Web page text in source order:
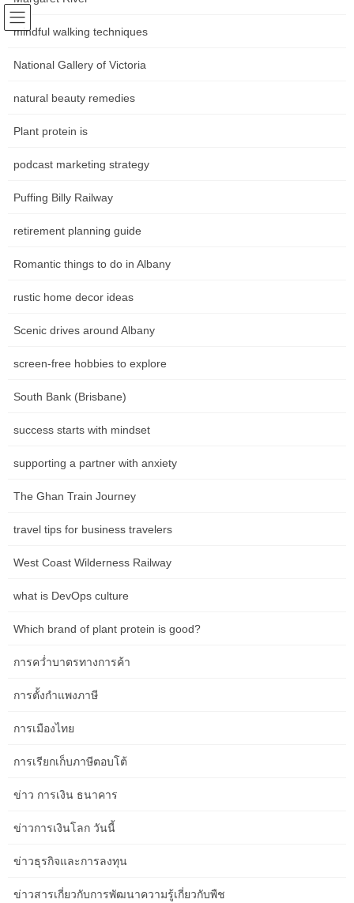
Skip
Skip
Community news Movements in
the art world
HOME หน้าหลัก
เศรษฐกิจชุมชน
สถานะปัจจุบันของสหภาพปี 2024:
ผู้บริโภคชะลอการใช้จ่ายในเดือนที่แล้วโดยยอดค้าปลีกลดลง 0.8%
ตั้งแต่เดือนกุมภาพันธ์ 2023 มีเพียงร้านเฟอร์นิเจอร์ บาร์และร้าน
หงุดหงิด แต่ผู้ขายจะต้องแบกรับภาระบางส่วน เนื่องจากพวกเขาจะไม่
ดอกเบี้ยคงที่ 30 ปีอยู่ที่ประมาณ 6.7% และอยู่ที่ต่ำกว่า 7% เป็นเวลา
ค้า และประชากรศาสตร์ที่หลากหลาย ซึ่งทั้งหมดนี้มีส่วนสำคัญต่อ
ประเทศต่างๆ ใช้มาตรการเพื่อลดการทุจริต เปิดตลาด และใช้
เห็น GDP ของพวกเขาเติบโตขึ้น เบลเยียมมีเศรษฐกิจโลกใหญ่เป็น
หลากหลาย โดยผสมผสานระหว่างบริการ การผลิต และอุตสาหกรรม
เทคโนโลยีขั้นสูง
การเติบโตทางเศรษฐกิจ อัตราจะลดลงหลังจากนั้นเมื่อผลผลิตกลับไปสู่
ความสัมพันธ์ในอดีตกับผลผลิตที่เป็นไปได้ มูลค่าที่แท้จริงคือค่าที่ระบุที่
การเปลี่ยนแปลงราคาในกรณีขององค์ประกอบของ GDP ขณะนี้ CBO
เคยคาดการณ์ไว้ก่อนหน้านี้ การปรับขึ้นดังกล่าวสะท้อนให้เห็นถึงการ
ในช่วงปี 2565 หลังจากปี 2567 อัตราระยะสั้นจะคล้ายกับที่คาดการณ์
ในช่วง 5 ปีแรกของระยะเวลาประมาณการ
การใช้จ่ายตามดุลยพินิจ ตามมาตรา 257 ของพระราชบัญญัติควบคุม
จำนวนเงินที่จัดสรรไว้จนถึงปี 2023 ซึ่งรวมถึงเงินทุนที่กำหนดให้เป็น
ข้อกำหนดฉุกเฉิน ด้วยการปรับอัตราเงินเฟ้อ19 ด้วยเหตุนี้ ในแง่ที่
mindful walking techniques
National Gallery of Victoria
natural beauty remedies
Plant protein is
podcast marketing strategy
Puffing Billy Railway
retirement planning guide
Romantic things to do in Albany
rustic home decor ideas
Scenic drives around Albany
screen-free hobbies to explore
South Bank (Brisbane)
success starts with mindset
supporting a partner with anxiety
The Ghan Train Journey
travel tips for business travelers
West Coast Wilderness Railway
what is DevOps culture
Which brand of plant protein is good?
การคว่ำบาตรทางการค้า
การตั้งกำแพงภาษี
การเมืองไทย
การเรียกเก็บภาษีตอบโต้
ข่าว การเงิน ธนาคาร
ข่าวการเงินโลก วันนี้
ข่าวธุรกิจและการลงทุน
ข่าวสารเกี่ยวกับการพัฒนาความรู้เกี่ยวกับพืช